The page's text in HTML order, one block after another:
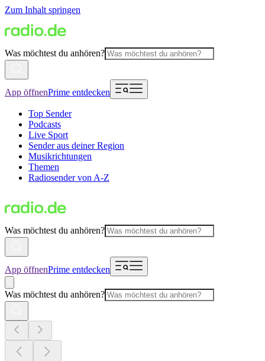
Zum Inhalt springen
Was möchtest du anhören?
App öffnenPrime entdecken
Top Sender
Podcasts
Live Sport
Sender aus deiner Region
Musikrichtungen
Themen
Radiosender von A-Z
Was möchtest du anhören?
App öffnenPrime entdecken
Was möchtest du anhören?